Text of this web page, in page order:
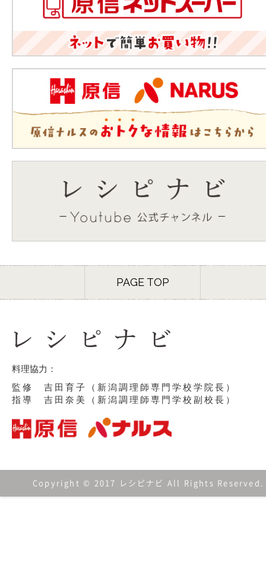
PAGE TOP
料理協力：
監修 吉田育子（新潟調理師専門学校学院長）
指導 吉田奈美（新潟調理師専門学校副校長）
Copyright © 2017 レシピナビ All Rights Reserved.